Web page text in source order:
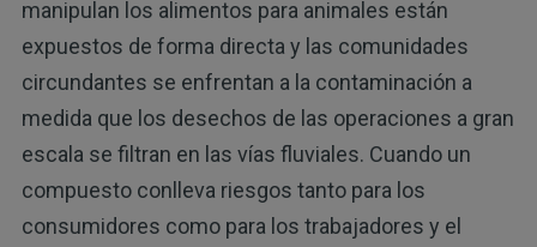
manipulan los alimentos para animales están
expuestos de forma directa y las comunidades
circundantes se enfrentan a la contaminación a
medida que los desechos de las operaciones a gran
escala se filtran en las vías fluviales. Cuando un
compuesto conlleva riesgos tanto para los
consumidores como para los trabajadores y el